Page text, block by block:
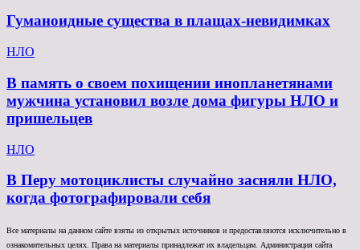
Гуманоидные существа в плащах-невидимках
НЛО
В память о своем похищении инопланетянами
мужчина установил возле дома фигуры НЛО и
пришельцев
НЛО
В Перу мотоциклисты случайно засняли НЛО,
когда фотографировали себя
Все материалы на данном сайте взяты из открытых источников и предоставляются исключительно в
ознакомительных целях. Права на материалы принадлежат их владельцам. Администрация сайта